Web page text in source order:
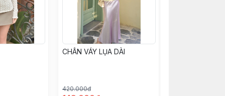
CHÂN VÁY LỤA DÀI
420.000đ